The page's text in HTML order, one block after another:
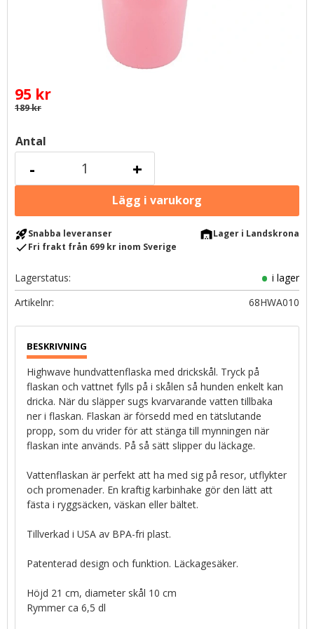
Nedsatt pris:
95 kr
Ordinarie pris:
189kr
Antal
+
-
rocket_launchSnabba leveranser warehouseLager i Landskrona
checkFri frakt från 699 kr inom Sverige
Lagerstatus
i lager
Artikelnr
68HWA010
Highwave hundvattenflaska med drickskål. Tryck på
flaskan och vattnet fylls på i skålen så hunden enkelt kan
dricka. När du släpper sugs kvarvarande vatten tillbaka
ner i flaskan. Flaskan är försedd med en tätslutande
propp, som du vrider för att stänga till mynningen när
flaskan inte används. På så sätt slipper du läckage.
Vattenflaskan är perfekt att ha med sig på resor, utflykter
och promenader. En kraftig karbinhake gör den lätt att
fästa i ryggsäcken, väskan eller bältet.
Tillverkad i USA av BPA-fri plast.
Patenterad design och funktion. Läckagesäker.
Höjd 21 cm, diameter skål 10 cm
Rymmer ca 6,5 dl